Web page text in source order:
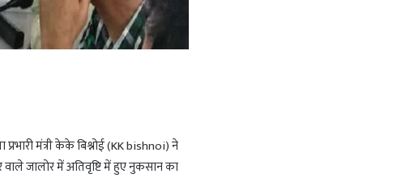
मंत्री केके बिश्नोई (KK bishnoi) ने
जालोर में अतिवृष्टि में हुए नुकसान का